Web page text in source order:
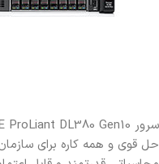
حل قوی و همه کاره برای